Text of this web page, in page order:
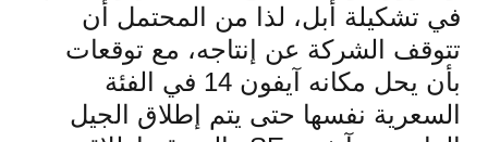
في تشكيلة أبل، لذا من المحتمل أن
تتوقف الشركة عن إنتاجه، مع توقعات
بأن يحل مكانه آيفون 14 في الفئة
السعرية نفسها حتى يتم إطلاق الجيل